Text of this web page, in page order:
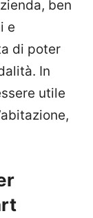
ben
e
di poter
In
utile